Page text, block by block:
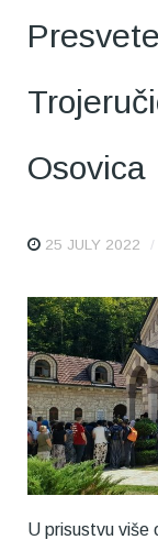
Osovica
25 JULY 2022
U prisustvu više